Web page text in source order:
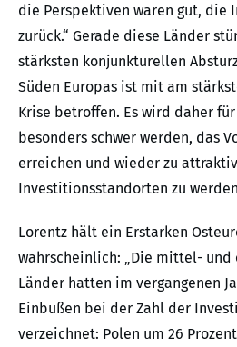
die Perspektiven waren gut, die
zurück.“ Gerade diese Länder
stärksten konjunkturellen
Süden Europas ist mit am
Krise betroffen. Es wird daher
besonders schwer werden, das
erreichen und wieder zu
Investitionsstandorten zu
Lorentz hält ein Erstarken
wahrscheinlich: „Die mittel- und
Länder hatten im vergangenen
Einbußen bei der Zahl der
verzeichnet: Polen um 26